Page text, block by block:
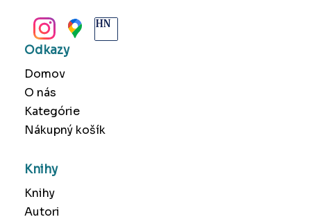
Odkazy
Domov
O nás
Kategórie
Nákupný košík
Knihy
Knihy
Autori